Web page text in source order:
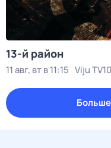
13-й район
11 авг, вт в 11:15 Viju